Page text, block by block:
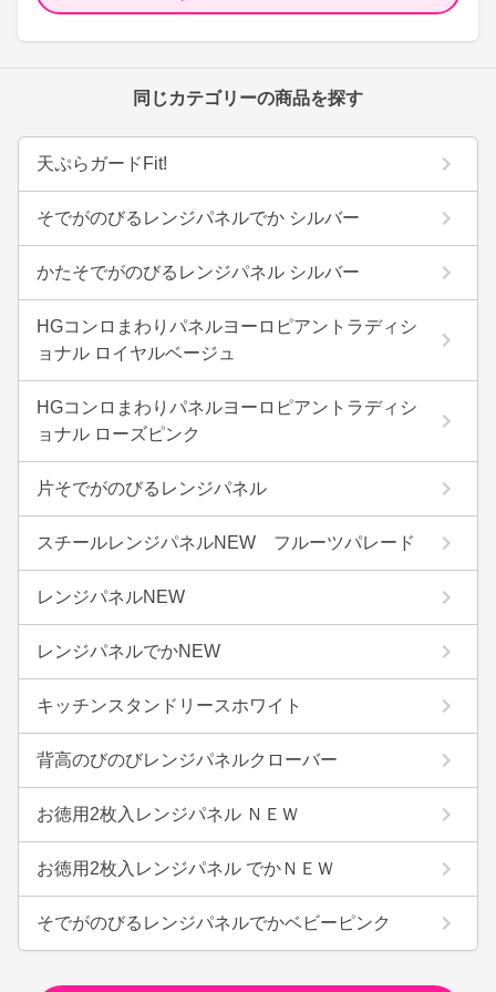
同じカテゴリーの商品を探す
天ぷらガードFit!
そでがのびるレンジパネルでか シルバー
かたそでがのびるレンジパネル シルバー
HGコンロまわりパネルヨーロピアントラディシ
ョナル ロイヤルベージュ
HGコンロまわりパネルヨーロピアントラディシ
ョナル ローズピンク
片そでがのびるレンジパネル
スチールレンジパネルNEW フルーツパレード
レンジパネルNEW
レンジパネルでかNEW
キッチンスタンドリースホワイト
背高のびのびレンジパネルクローバー
お徳用2枚入レンジパネル ＮＥＷ
お徳用2枚入レンジパネル でかＮＥＷ
そでがのびるレンジパネルでかベビーピンク